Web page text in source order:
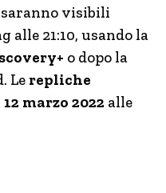
visibili
alle 21:10, usando la
o dopo la
Le repliche
marzo 2022 alle